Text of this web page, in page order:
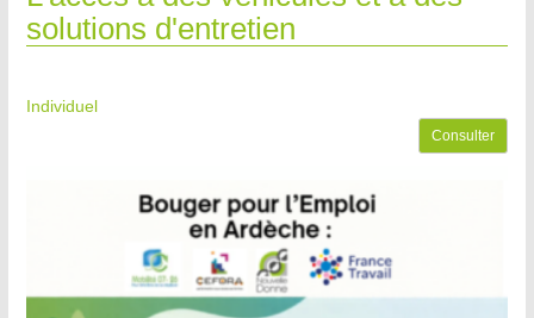
solutions d'entretien
Individuel
Consulter